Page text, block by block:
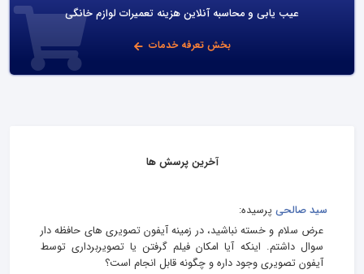
عیب یابی و محاسبه آنلاین هزینه تعمیرات لوازم خانگی
بخش تعرفه خدمات
آخرین پرسش ها
سید صالحی پرسیده:
عرض سلام و خسته نباشید، در زمینه آیفون تصویری های حافظه دار
سوال داشتم. اینکه آیا امکان فیلم گرفتن یا تصویربرداری توسط
آیفون تصویری وجود داره و چگونه قابل انجام است؟